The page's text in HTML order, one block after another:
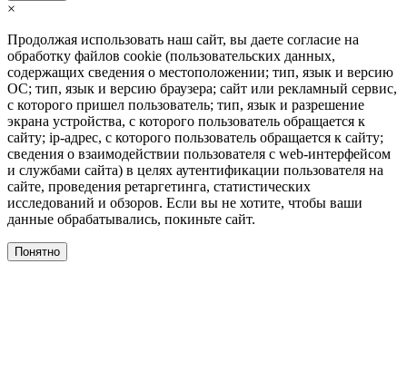
×
Продолжая использовать наш сайт, вы даете согласие на
обработку файлов cookie (пользовательских данных,
содержащих сведения о местоположении; тип, язык и версию
ОС; тип, язык и версию браузера; сайт или рекламный сервис,
с которого пришел пользователь; тип, язык и разрешение
экрана устройства, с которого пользователь обращается к
сайту; ip-адрес, с которого пользователь обращается к сайту;
сведения о взаимодействии пользователя с web-интерфейсом
и службами сайта) в целях аутентификации пользователя на
сайте, проведения ретаргетинга, статистических
исследований и обзоров. Если вы не хотите, чтобы ваши
данные обрабатывались, покиньте сайт.
Понятно